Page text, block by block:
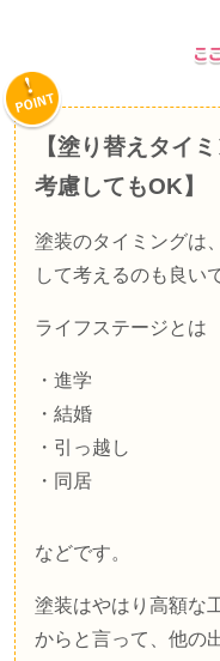
【塗り替えタイ
考慮してもOK】
塗装のタイミングは、
して考えるのも良い
ライフステージとは
・進学
・結婚
・引っ越し
・同居
などです。
塗装はやはり高額な
からと言って、他の